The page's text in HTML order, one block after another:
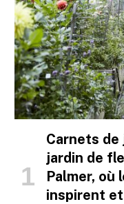
Carnets de
jardin de
Palmer, où
inspirent